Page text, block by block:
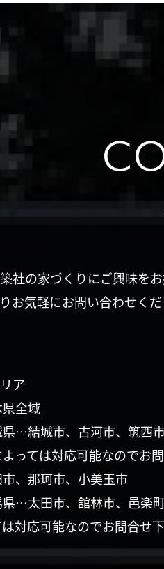
社の家づくりにご興味を
お気軽にお問い合わせくだ
ア
全域
県…結城市、古河市、筑西
っては対応可能なのでお
、那珂市、小美玉市
県…太田市、舘林市、邑楽
は対応可能なのでお問合せ